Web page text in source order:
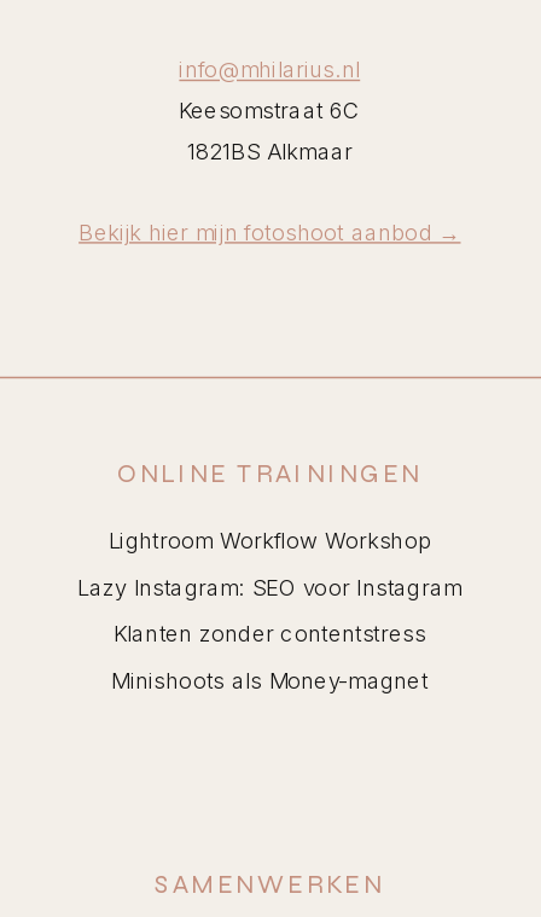
ONLINE TRAININGEN
Lightroom Workflow Workshop
Klanten zonder contentstress
Lazy Instagram: SEO voor Instagram
Minishoots als Money-magnet
SAMENWERKEN
info@mhilarius.nl
Keesomstraat 6C
1821BS Alkmaar
Bekijk hier mijn fotoshoot aanbod →